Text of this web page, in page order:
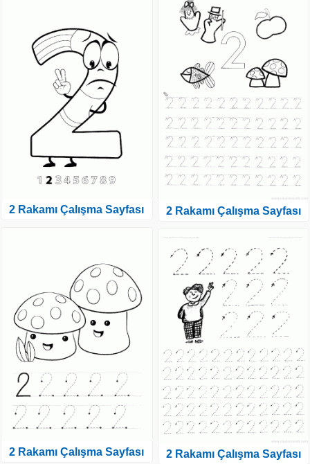
2 Rakamı Çalışma Sayfası
2 Rakamı Çalışma Sayfası
2 Rakamı Çalışma Sayfası
2 Rakamı Çalışma Sayfası